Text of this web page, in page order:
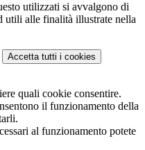
utilizzati si avvalgono di
utili alle finalità illustrate nella
Accetta tutti i cookies
quali cookie consentire.
il funzionamento della
al funzionamento potete